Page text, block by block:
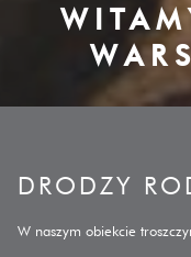
DRODZY
W naszym obiekcie